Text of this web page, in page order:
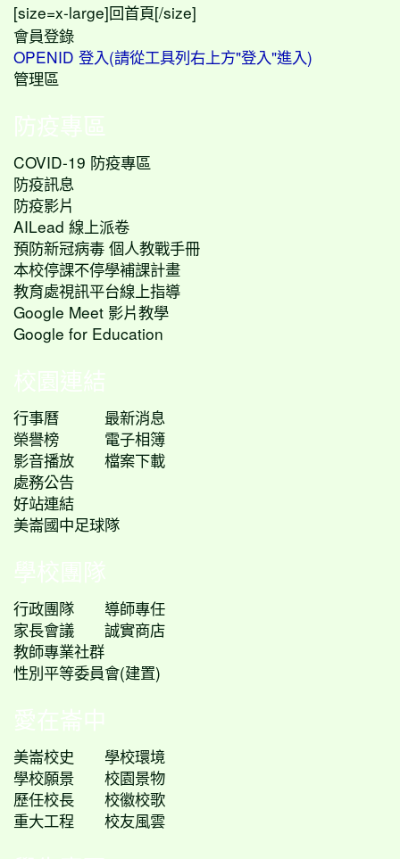
[size=x-large] 回首頁[/size]
會員登錄
OPENID 登入(請從工具列右上方"登入"進入)
管理區
防疫專區
COVID-19 防疫專區
防疫訊息
防疫影片
AILead 線上派卷
預防新冠病毒 個人教戰手冊
本校停課不停學補課計畫
教育處視訊平台線上指導
Google Meet 影片教學
Google for Education
校園連結
行事曆
最新消息
榮譽榜
電子相簿
影音播放
檔案下載
處務公告
好站連結
美崙國中足球隊
學校團隊
行政團隊
導師專任
家長會議
誠實商店
教師專業社群
性別平等委員會(建置)
愛在崙中
美崙校史
學校環境
學校願景
校園景物
歷任校長
校徽校歌
重大工程
校友風雲